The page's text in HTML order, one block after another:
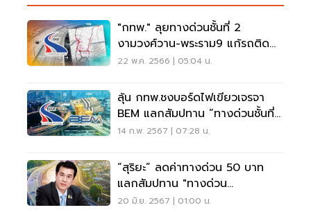
"กทพ." ลุยทางด่วนชั้นที่ 2
งามวงศ์วาน-พระราม9 แก้รถติด
ด่วนศรีรัช
22 พ.ค. 2566 | 05:04 น.
ลุ้น กทพ.ชงบอร์ดไฟเขียวเจรจา
BEM แลกสัมปทาน “ทางด่วนชั้นที่
2”
14 ก.พ. 2567 | 07:28 น.
“สุริยะ” ลดค่าทางด่วน 50 บาท
แลกสัมปทาน "ทางด่วน
งามวงศ์วาน-พระราม 9"
20 มิ.ย. 2567 | 01:00 น.